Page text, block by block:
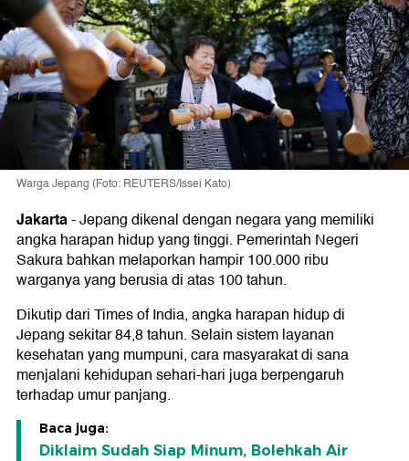
Warga Jepang (Foto: REUTERS/Issei Kato)
Jakarta-Jepang dikenal dengan negara yang memiliki
angka harapan hidup yang tinggi. Pemerintah Negeri
Sakura bahkan melaporkan hampir 100.000 ribu
warganya yang berusia di atas 100 tahun.
Dikutip dari Times of India, angka harapan hidup di
Jepang sekitar 84,8 tahun. Selain sistem layanan
kesehatan yang mumpuni, cara masyarakat di sana
menjalani kehidupan sehari-hari juga berpengaruh
terhadap umur panjang.
Baca juga:
Diklaim Sudah Siap Minum, Bolehkah Air